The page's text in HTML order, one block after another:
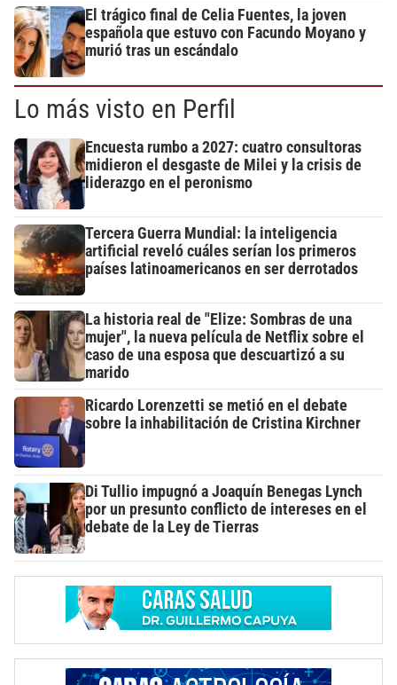
El trágico final de Celia Fuentes, la joven
española que estuvo con Facundo Moyano y
murió tras un escándalo
Lo más visto en Perfil
Encuesta rumbo a 2027: cuatro consultoras
midieron el desgaste de Milei y la crisis de
liderazgo en el peronismo
Tercera Guerra Mundial: la inteligencia
artificial reveló cuáles serían los primeros
países latinoamericanos en ser derrotados
La historia real de "Elize: Sombras de una
mujer", la nueva película de Netflix sobre el
caso de una esposa que descuartizó a su
marido
Ricardo Lorenzetti se metió en el debate
sobre la inhabilitación de Cristina Kirchner
Di Tullio impugnó a Joaquín Benegas Lynch
por un presunto conflicto de intereses en el
debate de la Ley de Tierras